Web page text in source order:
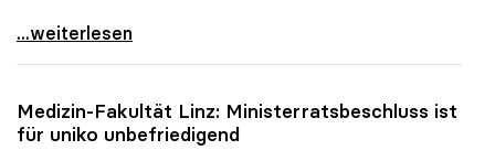
uniko zu DUK-Promotionsrecht: „Ministerium schafft
...weiterlesen
Medizin-Fakultät Linz: Ministerratsbeschluss ist
für uniko unbefriedigend